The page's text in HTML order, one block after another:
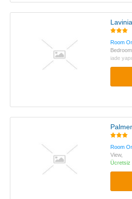
Room
iade
Room
View,
Ücretsiz